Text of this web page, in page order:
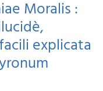
Moralis :
explicata